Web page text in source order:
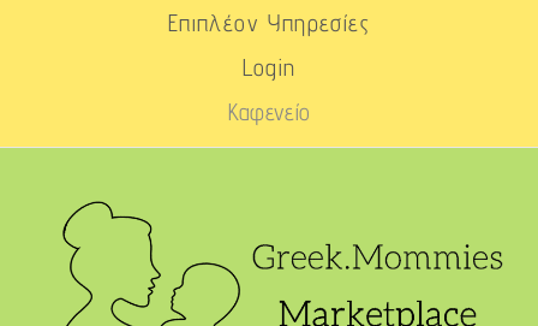
Επιπλέον Υπηρεσίες
Login
Καφενείο